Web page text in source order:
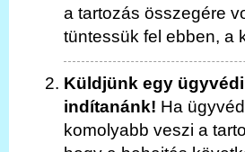
a tartozás összegére
tüntessük fel ebben, a
Küldjünk egy
indítanánk! Ha
komolyabb veszi a